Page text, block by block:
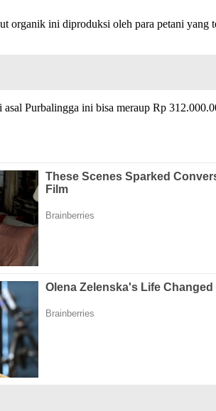
organik ini diproduksi oleh para petani yang
Purbalingga ini bisa meraup Rp